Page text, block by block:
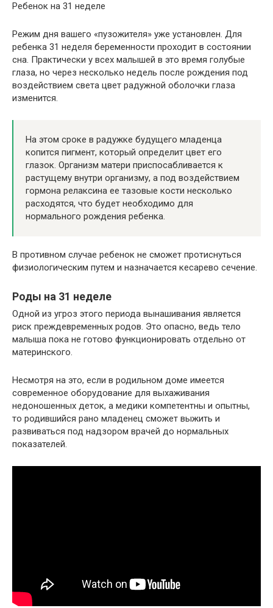
Ребенок на 31 неделе
Режим дня вашего «пузожителя» уже установлен. Для
ребенка 31 неделя беременности проходит в состоянии
сна. Практически у всех малышей в это время голубые
глаза, но через несколько недель после рождения под
воздействием света цвет радужной оболочки глаза
изменится.
На этом сроке в радужке будущего младенца
копится пигмент, который определит цвет его
глазок. Организм матери приспосабливается к
растущему внутри организму, а под воздействием
гормона релаксина ее тазовые кости несколько
расходятся, что будет необходимо для
нормального рождения ребенка.
В противном случае ребенок не сможет протиснуться
физиологическим путем и назначается кесарево сечение.
Роды на 31 неделе
Одной из угроз этого периода вынашивания является
риск преждевременных родов. Это опасно, ведь тело
малыша пока не готово функционировать отдельно от
материнского.
Несмотря на это, если в родильном доме имеется
современное оборудование для выхаживания
недоношенных деток, а медики компетентны и опытны,
то родившийся рано младенец сможет выжить и
развиваться под надзором врачей до нормальных
показателей.